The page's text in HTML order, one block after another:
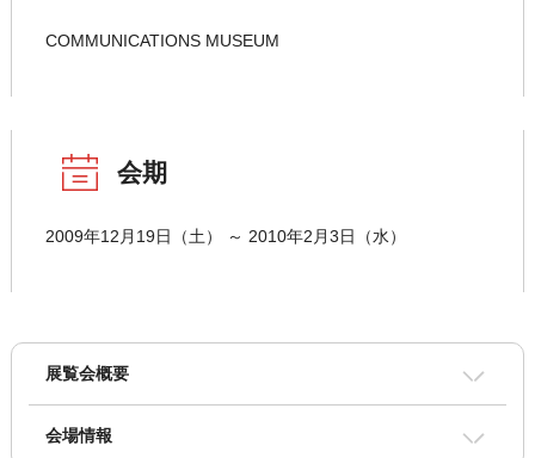
COMMUNICATIONS MUSEUM
会期
2009年12月19日（土） ～ 2010年2月3日（水）
展覧会概要
会場情報